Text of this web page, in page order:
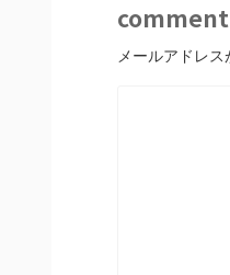
comment
メールアドレス